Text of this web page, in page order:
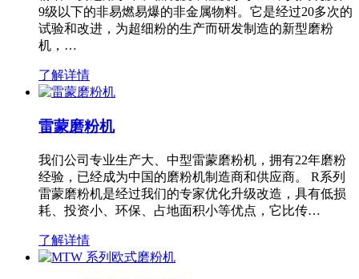
9级以下的非易燃易爆的非金属物料。它是经过20多次的
试验和改进，为超细粉的生产而研发制造的新型磨粉
机，…
了解详情
雷蒙磨粉机
我们公司专业生产大、中型雷蒙磨粉机，拥有22年磨粉
经验，已经成为中国的磨粉机制造商和供应商。 R系列
雷蒙磨粉机是经过我们的专家优化升级改造，具有低损
耗、投资小、环保、占地面积小等优点，它比传…
了解详情